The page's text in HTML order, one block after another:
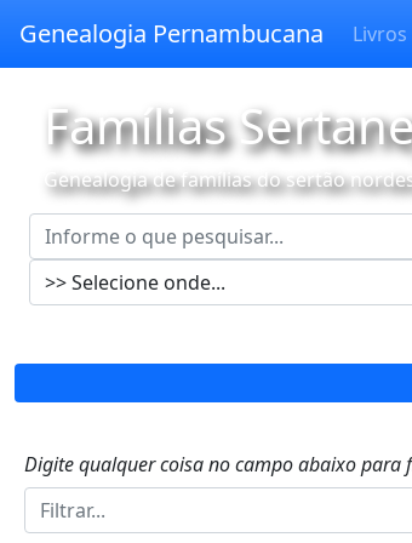
Genealogia Pernambucana Livros
Famílias
Genealogia de famílias do sertão
Digite qualquer coisa no campo abaixo